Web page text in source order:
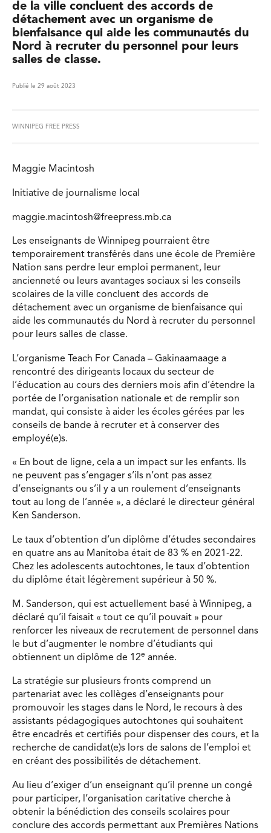
de la ville concluent des accords de
détachement avec un organisme de
bienfaisance qui aide les communautés du
Nord à recruter du personnel pour leurs
salles de classe.
Publié le 29 août 2023
WINNIPEG FREE PRESS
Maggie Macintosh
Initiative de journalisme local
maggie.macintosh@freepress.mb.ca
Les enseignants de Winnipeg pourraient être
temporairement transférés dans une école de Première
Nation sans perdre leur emploi permanent, leur
ancienneté ou leurs avantages sociaux si les conseils
scolaires de la ville concluent des accords de
détachement avec un organisme de bienfaisance qui
aide les communautés du Nord à recruter du personnel
pour leurs salles de classe.
L’organisme Teach For Canada – Gakinaamaage a
rencontré des dirigeants locaux du secteur de
l’éducation au cours des derniers mois afin d’étendre la
portée de l’organisation nationale et de remplir son
mandat, qui consiste à aider les écoles gérées par les
conseils de bande à recruter et à conserver des
employé(e)s.
« En bout de ligne, cela a un impact sur les enfants. Ils
ne peuvent pas s’engager s’ils n’ont pas assez
d’enseignants ou s’il y a un roulement d’enseignants
tout au long de l’année », a déclaré le directeur général
Ken Sanderson.
Le taux d’obtention d’un diplôme d’études secondaires
en quatre ans au Manitoba était de 83 % en 2021-22.
Chez les adolescents autochtones, le taux d’obtention
du diplôme était légèrement supérieur à 50 %.
M. Sanderson, qui est actuellement basé à Winnipeg, a
déclaré qu’il faisait « tout ce qu’il pouvait » pour
renforcer les niveaux de recrutement de personnel dans
le but d’augmenter le nombre d’étudiants qui
obtiennent un diplôme de 12e année.
La stratégie sur plusieurs fronts comprend un
partenariat avec les collèges d’enseignants pour
promouvoir les stages dans le Nord, le recours à des
assistants pédagogiques autochtones qui souhaitent
être encadrés et certifiés pour dispenser des cours, et la
recherche de candidat(e)s lors de salons de l’emploi et
en créant des possibilités de détachement.
Au lieu d’exiger d’un enseignant qu’il prenne un congé
pour participer, l’organisation caritative cherche à
obtenir la bénédiction des conseils scolaires pour
conclure des accords permettant aux Premières Nations